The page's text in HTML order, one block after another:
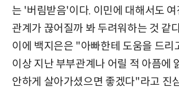
는 '버림받음'이다. 이민에 대해서도 여
관계가 끊어질까 봐 두려워하는 것 같
이에 백지은은 "아빠한테 도움을 드리
이상 지난 부부관계나 어릴 적 아픔에
안하게 살아가셨으면 좋겠다"라고 진